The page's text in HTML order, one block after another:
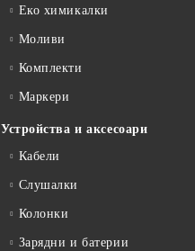
Еко химикалки
Моливи
Комплекти
Маркери
Устройства и аксесоари
Кабели
Слушалки
Колонки
Зарядни и батерии